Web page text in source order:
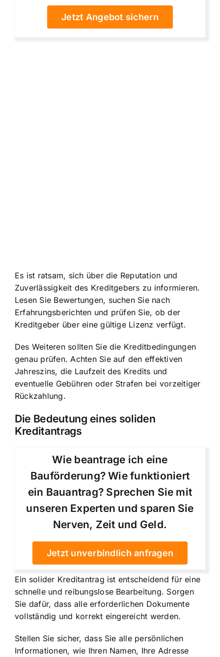
Jetzt Angebot sichern
Es ist ratsam, sich über die Reputation und
Zuverlässigkeit des Kreditgebers zu informieren.
Lesen Sie Bewertungen, suchen Sie nach
Erfahrungsberichten und prüfen Sie, ob der
Kreditgeber über eine gültige Lizenz verfügt.
Des Weiteren sollten Sie die Kreditbedingungen
genau prüfen. Achten Sie auf den effektiven
Jahreszins, die Laufzeit des Kredits und
eventuelle Gebühren oder Strafen bei vorzeitiger
Rückzahlung.
Die Bedeutung eines soliden
Kreditantrags
Wie beantrage ich eine
Bauförderung? Wie funktioniert
ein Bauantrag? Sprechen Sie mit
unseren Experten und sparen Sie
Nerven, Zeit und Geld.
Jetzt unverbindlich anfragen
Ein solider Kreditantrag ist entscheidend für eine
schnelle und reibungslose Bearbeitung. Sorgen
Sie dafür, dass alle erforderlichen Dokumente
vollständig und korrekt eingereicht werden.
Stellen Sie sicher, dass Sie alle persönlichen
Informationen, wie Ihren Namen, Ihre Adresse